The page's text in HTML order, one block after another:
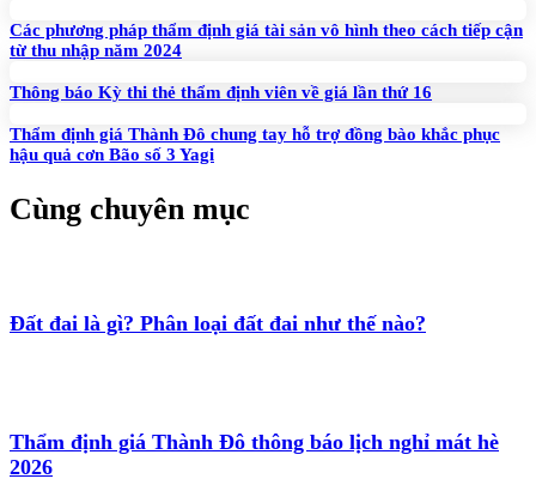
Các phương pháp thẩm định giá tài sản vô hình theo cách tiếp cận
từ thu nhập năm 2024
Thông báo Kỳ thi thẻ thẩm định viên về giá lần thứ 16
Thẩm định giá Thành Đô chung tay hỗ trợ đồng bào khắc phục
hậu quả cơn Bão số 3 Yagi
Cùng chuyên mục
Đất đai là gì? Phân loại đất đai như thế nào?
Thẩm định giá Thành Đô thông báo lịch nghỉ mát hè
2026